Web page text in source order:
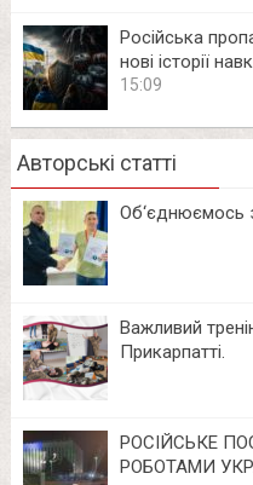
Російська
нові історії
15:09
Авторські статті
Об‘єднюємось
Важливий
Прикарпатті.
РОСІЙСЬКЕ
РОБОТАМИ